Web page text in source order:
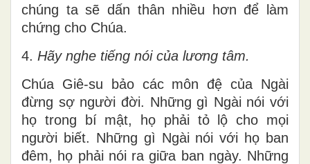
chúng ta sẽ dấn thân nhiều hơn để làm
chứng cho Chúa.
4. Hãy nghe tiếng nói của lương tâm.
Chúa Giê-su bảo các môn đệ của Ngài
đừng sợ người đời. Những gì Ngài nói với
họ trong bí mật, họ phải tỏ lộ cho mọi
người biết. Những gì Ngài nói với họ ban
đêm, họ phải nói ra giữa ban ngày. Những